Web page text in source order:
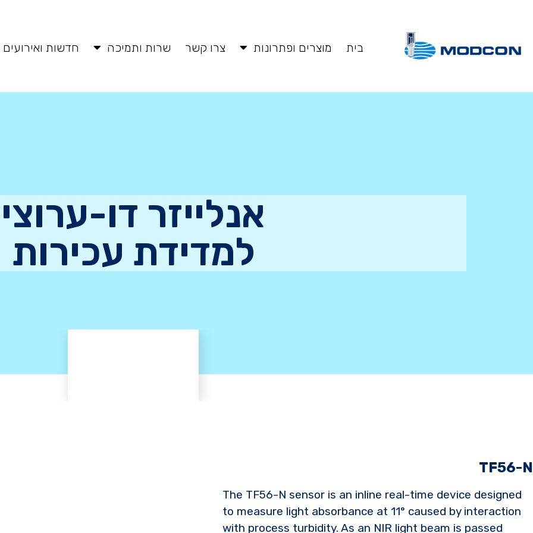
בית מוצרים ופתרונות צרו קשר שרות ותמיכה חדשות ואירועים
אנלייזר דו-ערוצי
למדידת עכירות
TF56-N
The TF56-N sensor is an inline real-time device designed
to measure light absorbance at 11° caused by interaction
with process turbidity. As an NIR light beam is passed